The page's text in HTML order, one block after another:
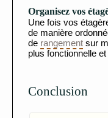
Organisez vos
Une fois vos
de manière
de rangement sur
plus fonctionnelle
Conclusion